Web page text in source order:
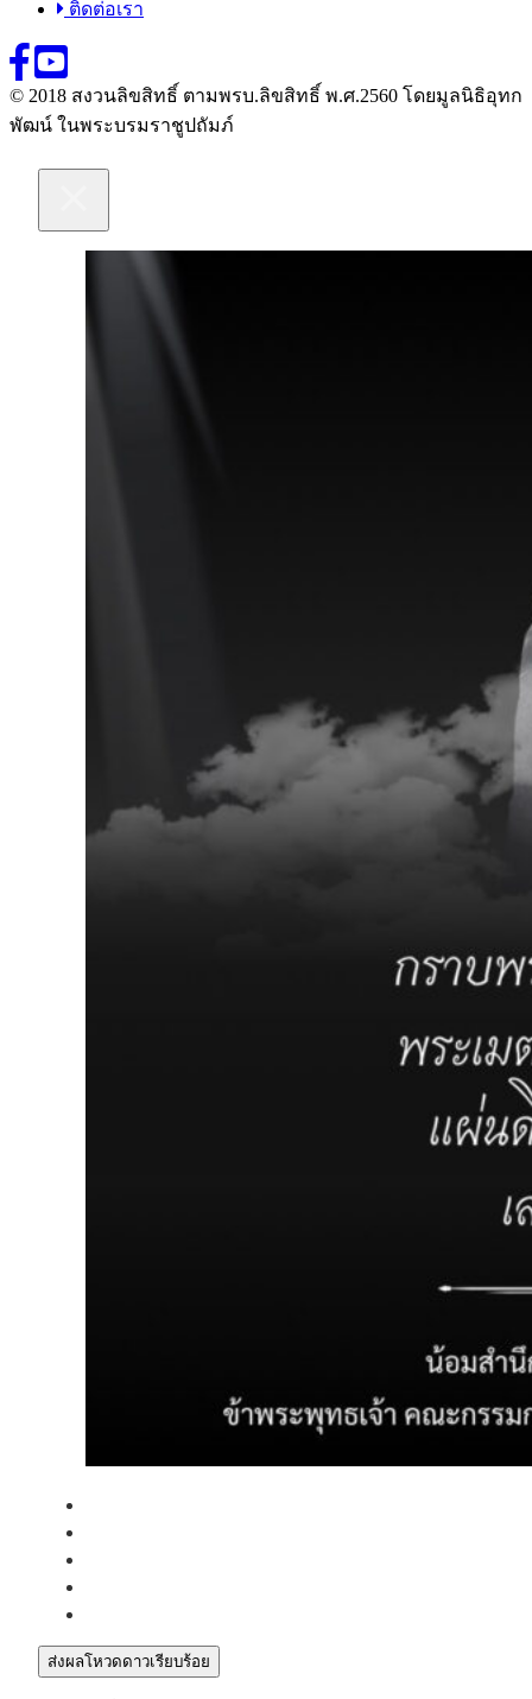
ติดต่อเรา
© 2018 สงวนลิขสิทธิ์ ตามพรบ.ลิขสิทธิ์ พ.ศ.2560 โดยมูลนิธิอุทก
พัฒน์ ในพระบรมราชูปถัมภ์
ส่งผลโหวดดาวเรียบร้อย